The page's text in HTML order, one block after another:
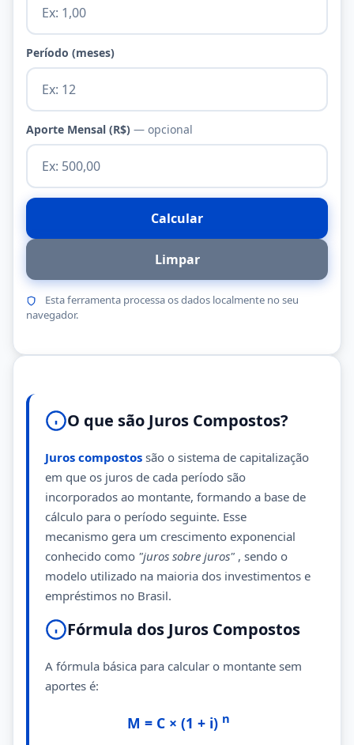
Período (meses)
Aporte Mensal (R$) — opcional
Calcular
Limpar
Esta ferramenta processa os dados localmente no seu
navegador.
O que são Juros Compostos?
Juros compostos são o sistema de capitalização
em que os juros de cada período são
incorporados ao montante, formando a base de
cálculo para o período seguinte. Esse
mecanismo gera um crescimento exponencial
conhecido como "juros sobre juros" , sendo o
modelo utilizado na maioria dos investimentos e
empréstimos no Brasil.
Fórmula dos Juros Compostos
A fórmula básica para calcular o montante sem
aportes é:
M = C × (1 + i) n